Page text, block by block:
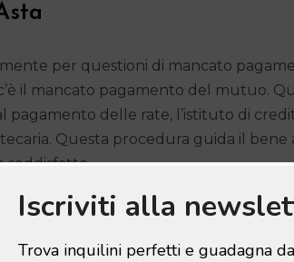
per questioni di mancato
il mancato pagamento del mutuo.
pagamento delle rate, l’istituto di
Questa procedura guida il bene
soddisfatto.
includono il mancato versamento di
possono mettere all’asta la
Iscriviti alla
Trova inquilini perfetti e guadagna